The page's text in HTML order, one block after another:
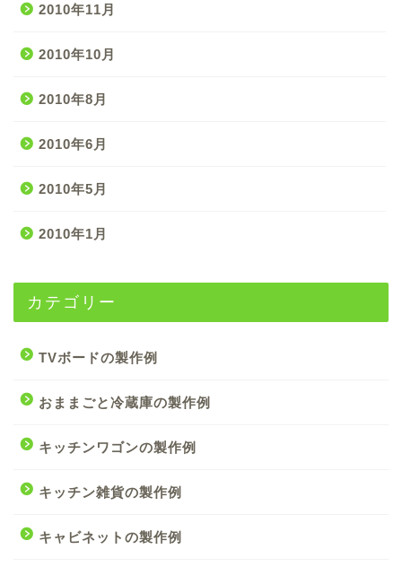
2010年11月
2010年10月
2010年8月
2010年6月
2010年5月
2010年1月
カテゴリー
TVボードの製作例
おままごと冷蔵庫の製作例
キッチンワゴンの製作例
キッチン雑貨の製作例
キャビネットの製作例